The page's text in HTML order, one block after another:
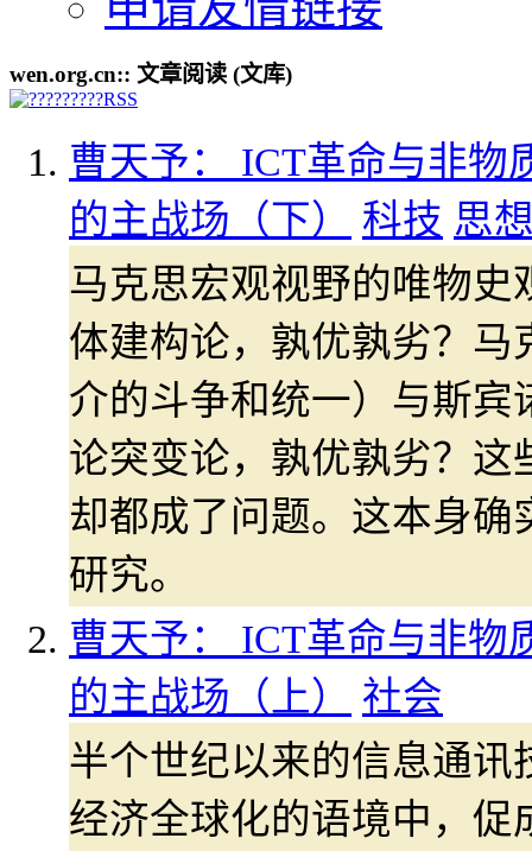
wen.org.cn:: 文章阅读 (文库)
曹天予： ICT革命与非物
的主战场（下）
科技 思
马克思宏观视野的唯物
体建构论，孰优孰劣？
介的斗争和统一）与斯
论突变论，孰优孰劣？
却都成了问题。这本身
研究。
曹天予： ICT革命与非物
的主战场（上）
社会
半个世纪以来的信息通
经济全球化的语境中，